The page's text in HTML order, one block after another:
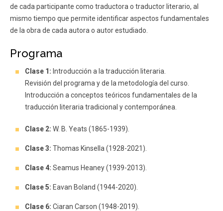
de cada participante como traductora o traductor literario, al
mismo tiempo que permite identificar aspectos fundamentales
de la obra de cada autora o autor estudiado.
Programa
Clase 1: Introducción a la traducción literaria.
Revisión del programa y de la metodología del curso.
Introducción a conceptos teóricos fundamentales de la
traducción literaria tradicional y contemporánea.
Clase 2: W. B. Yeats (1865-1939).
Clase 3: Thomas Kinsella (1928-2021).
Clase 4: Seamus Heaney (1939-2013).
Clase 5: Eavan Boland (1944-2020).
Clase 6: Ciaran Carson (1948-2019).